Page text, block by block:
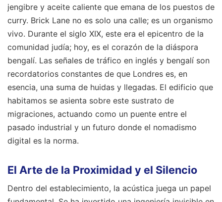
jengibre y aceite caliente que emana de los puestos de
curry. Brick Lane no es solo una calle; es un organismo
vivo. Durante el siglo XIX, este era el epicentro de la
comunidad judía; hoy, es el corazón de la diáspora
bengalí. Las señales de tráfico en inglés y bengalí son
recordatorios constantes de que Londres es, en
esencia, una suma de huidas y llegadas. El edificio que
habitamos se asienta sobre este sustrato de
migraciones, actuando como un puente entre el
pasado industrial y un futuro donde el nomadismo
digital es la norma.
El Arte de la Proximidad y el Silencio
Dentro del establecimiento, la acústica juega un papel